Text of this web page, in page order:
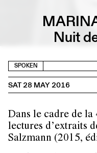
Nuit
SPOKEN
SAT 28 MAY 2016
Dans le cadre de la
lectures d’extraits
Salzmann (2015,